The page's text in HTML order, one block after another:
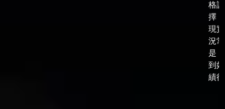
格
擇
現
況常
是
到
績